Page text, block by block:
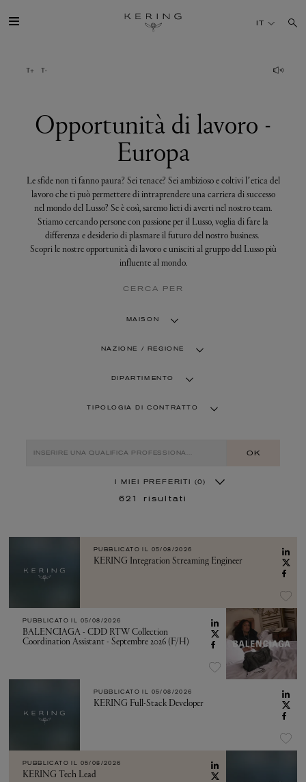
lavoro
SOSTENIBILITÀ
FINANCE
MEDIA
IT
Opportunità di lavoro -
Europa
Le sfide non ti fanno paura? Sei tenace? Sei ambizioso e coltivi l’etica del
lavoro che ti può permettere di intraprendere una carriera di successo
nel mondo del Lusso? Se è così, saremo lieti di averti nel nostro team.
Stiamo cercando persone con passione per il Lusso, voglia di fare la
differenza e desiderio di plasmare il futuro del nostro business.
Scopri le nostre opportunità di lavoro e unisciti al gruppo del Lusso più
influente al mondo.
CERCA PER
MAISON
NAZIONE / REGIONE
DIPARTIMENTO
TIPOLOGIA DI CONTRATTO
OK
I MIEI PREFERITI (0)
621 risultati
PUBBLICATO IL 05/08/2026
KERING Integration Streaming Engineer
PUBBLICATO IL 05/08/2026
BALENCIAGA - CDD RTW Collection
Coordination Assistant - Septembre 2026 (F/H)
PUBBLICATO IL 05/08/2026
KERING Full-Stack Developer
PUBBLICATO IL 05/08/2026
KERING Tech Lead